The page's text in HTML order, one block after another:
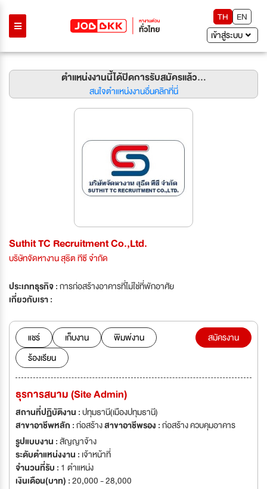
TH
EN
เข้าสู่ระบบ
ตำแหน่งงานนี้ได้ปิดการรับสมัครแล้ว...
สนใจตำแหน่งงานอื่นคลิกที่นี่
Suthit TC Recruitment Co.,Ltd.
บริษัทจัดหางาน สุธิต ทีซี จำกัด
ประเภทธุรกิจ :การก่อสร้างอาคารที่ไม่ใช่ที่พักอาศัย
เกี่ยวกับเรา :
แชร์ เก็บงาน
พิมพ์งาน
ร้องเรียน
สมัครงาน
ธุรการสนาม (Site Admin)
สถานที่ปฏิบัติงาน :ปทุมธานี(เมืองปทุมธานี)
สาขาอาชีพหลัก :ก่อสร้างสาขาอาชีพรอง :ก่อสร้าง ควบคุมอาคาร
รูปแบบงาน :สัญญาจ้าง
ระดับตำแหน่งงาน : เจ้าหน้าที่
จำนวนที่รับ : 1 ตำแหน่ง
เงินเดือน(บาท) :20,000 - 28,000